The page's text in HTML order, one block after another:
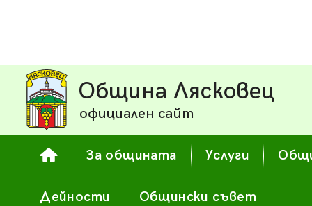
Община Лясковец
официален сайт
За общината Услуги
Дейности Общински съвет